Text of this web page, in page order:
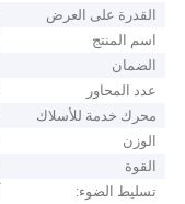
القدرة على العرض
اسم المنتج
الضمان
عدد المحاور
محرك خدمة للأسلاك
الوزن
القوة
تسليط الضوء: